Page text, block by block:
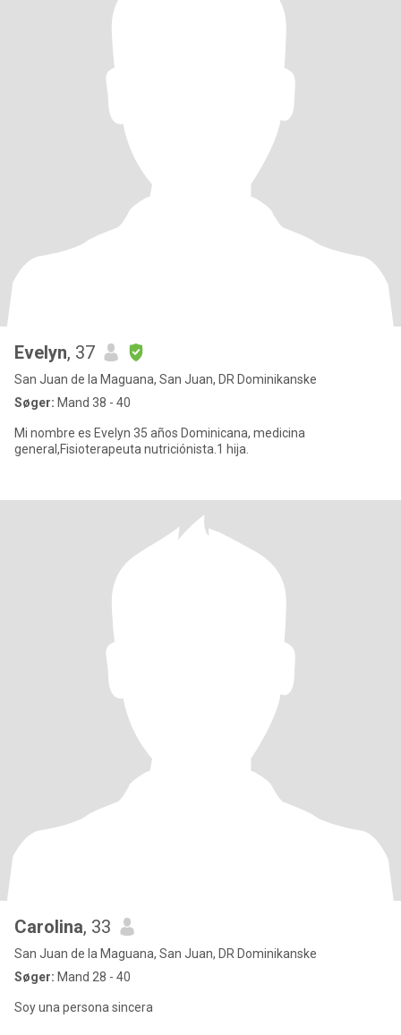
Evelyn, 37
San Juan de la Maguana, San Juan, DR Dominikanske
Søger: Mand 38 - 40
Mi nombre es Evelyn 35 años Dominicana, medicina
general,Fisioterapeuta nutriciónista.1 hija.
Carolina, 33
San Juan de la Maguana, San Juan, DR Dominikanske
Søger: Mand 28 - 40
Soy una persona sincera